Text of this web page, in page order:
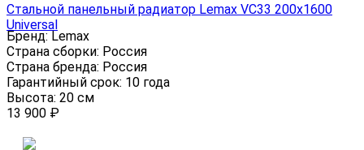
Стальной панельный радиатор Lemax VC33 200x1600
Universal
Бренд:Lemax
Страна сборки: Россия
Страна бренда: Россия
Гарантийный срок: 10 года
Высота: 20 см
13 900 ₽